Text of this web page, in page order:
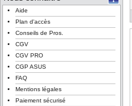
Aide
Plan d'accès
Conseils de Pros.
CGV
CGV PRO
CGP ASUS
FAQ
Mentions légales
Paiement sécurisé